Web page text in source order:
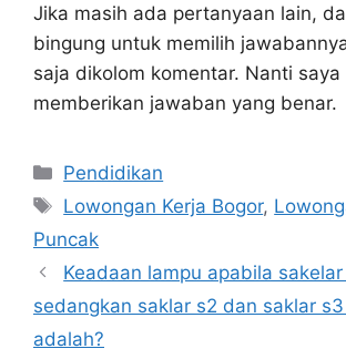
Jika masih ada pertanyaan lain,
bingung untuk memilih
saja dikolom komentar. Nanti saya
memberikan jawaban yang benar.
Kategori
Pendidikan
Tag
Lowongan Kerja Bogor,
Puncak
Keadaan lampu apabila
sedangkan saklar s2 dan saklar
adalah?